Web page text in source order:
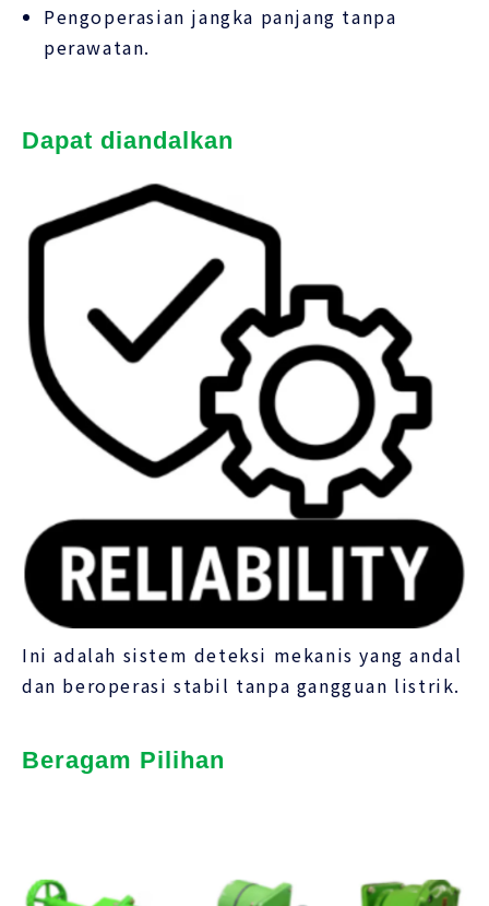
Pengoperasian jangka panjang tanpa
perawatan.
Dapat diandalkan
Ini adalah sistem deteksi mekanis yang andal
dan beroperasi stabil tanpa gangguan listrik.
Beragam Pilihan